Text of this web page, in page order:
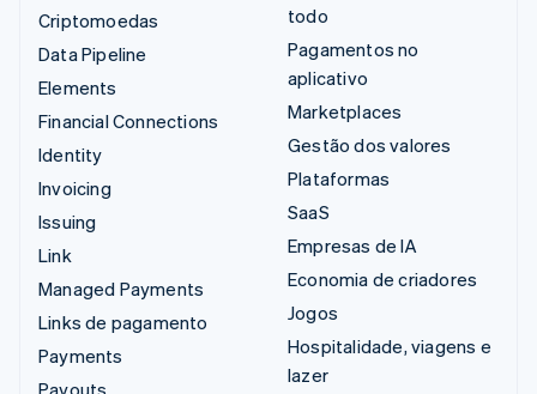
Criptomoedas
Data Pipeline
Elements
Financial Connections
Identity
Invoicing
Issuing
Link
Managed Payments
Links de pagamento
Payments
Payouts
todo
Pagamentos no
aplicativo
Marketplaces
Gestão dos valores
Plataformas
SaaS
Empresas de IA
Economia de criadores
Jogos
Hospitalidade, viagens e
lazer